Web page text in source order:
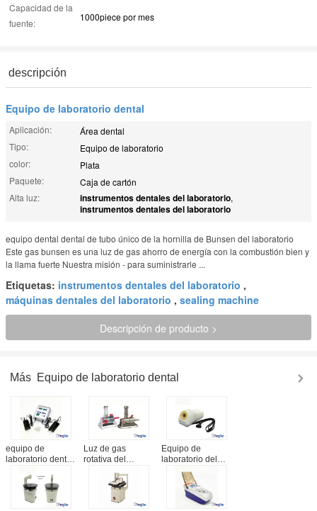
Capacidad de la
fuente:
1000piece por mes
descripción
Equipo de laboratorio dental
Aplicación:
Área dental
Tipo:
Equipo de laboratorio
color:
Plata
Paquete:
Caja de cartón
Alta luz:
instrumentos dentales del laboratorio,
instrumentos dentales del laboratorio
equipo dental dental de tubo único de la hornilla de Bunsen del laboratorio
Este gas bunsen es una luz de gas ahorro de energía con la combustión bien y
la llama fuerte Nuestra misión - para suministrarle ...
Etiquetas: instrumentos dentales del laboratorio ,
máquinas dentales del laboratorio , sealing machine
Descripción de producto >
Más Equipo de laboratorio dental
equipo de
laboratorio dental
eléctrico del OEM
del cuchillo de la
cera disponible
Luz de gas
rotativa del
con las tomas de
aire y la altura
ajustables de la
Equipo de
laboratorio del
estándar
europeo/dental
dentales ninguna
llama 130W